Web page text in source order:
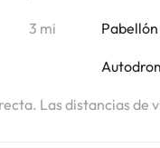
3 mi
Las distancias de